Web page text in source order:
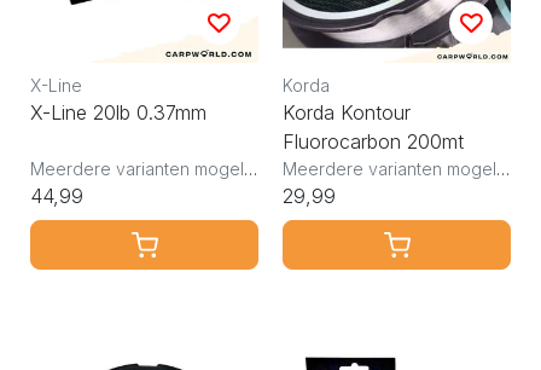
X-Line
X-Line 20lb 0.37mm
Meerdere varianten mogelijk
44,99
Korda
Korda Kontour
Fluorocarbon 200mt
Meerdere varianten mogelijk
29,99